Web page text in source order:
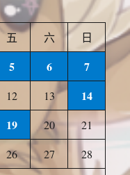
五 六
日
5 6
7
12 13
14
19 20
21
26 27
28